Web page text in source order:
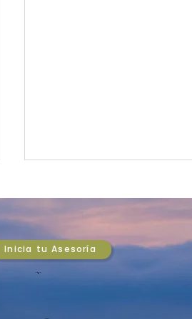
Amazon rompe los US$3
billones y Wall Street
prolonga el rally
Amazon supera los US$3
billones en bolsa, el ISM
alza y Credicorp recorta el
Inicia tu Asesoría